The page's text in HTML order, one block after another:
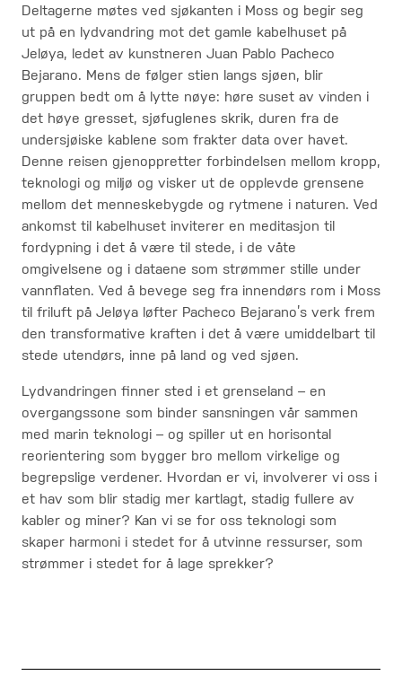
Deltagerne møtes ved sjøkanten i Moss og begir seg
ut på en lydvandring mot det gamle kabelhuset på
Jeløya, ledet av kunstneren Juan Pablo Pacheco
Bejarano. Mens de følger stien langs sjøen, blir
gruppen bedt om å lytte nøye: høre suset av vinden i
det høye gresset, sjøfuglenes skrik, duren fra de
undersjøiske kablene som frakter data over havet.
Denne reisen gjenoppretter forbindelsen mellom kropp,
teknologi og miljø og visker ut de opplevde grensene
mellom det menneskebygde og rytmene i naturen. Ved
ankomst til kabelhuset inviterer en meditasjon til
fordypning i det å være til stede, i de våte
omgivelsene og i dataene som strømmer stille under
vannflaten. Ved å bevege seg fra innendørs rom i Moss
til friluft på Jeløya løfter Pacheco Bejarano’s verk frem
den transformative kraften i det å være umiddelbart til
stede utendørs, inne på land og ved sjøen.
Lydvandringen finner sted i et grenseland – en
overgangssone som binder sansningen vår sammen
med marin teknologi – og spiller ut en horisontal
reorientering som bygger bro mellom virkelige og
begrepslige verdener. Hvordan er vi, involverer vi oss i
et hav som blir stadig mer kartlagt, stadig fullere av
kabler og miner? Kan vi se for oss teknologi som
skaper harmoni i stedet for å utvinne ressurser, som
strømmer i stedet for å lage sprekker?